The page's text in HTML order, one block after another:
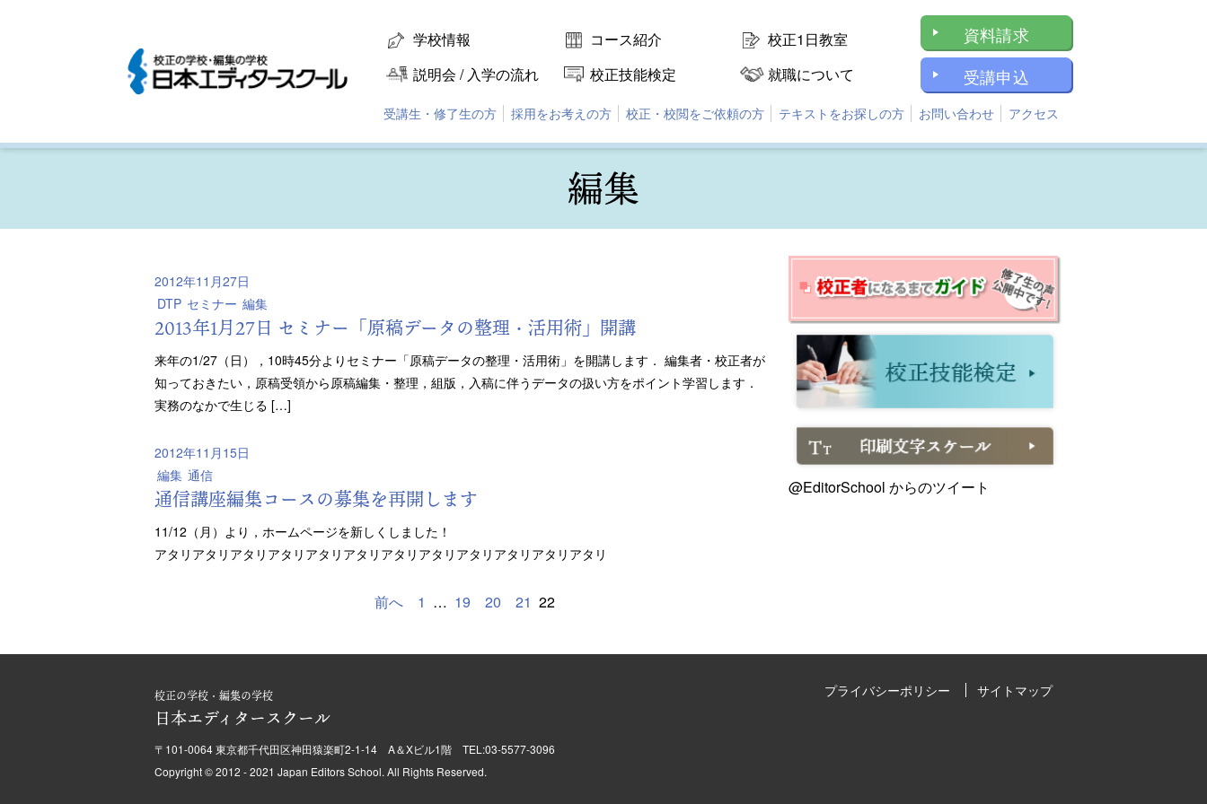
学校情報 コース紹介
校正1日教室
説明会 / 入学の流れ
校正技能検定 就職について
資料請求
受講申込
受講生・修了生の方 採用をお考えの方 校正・校閲をご依頼の方 テキストをお探しの方 お問い合わせ アクセス
編集
2012年11月27日
DTP セミナー 編集
2013年1月27日 セミナー「原稿データの整理・活用術」開講
来年の1/27（日），10時45分よりセミナー「原稿データの整理・活用術」を開講します． 編集者・校正者が
知っておきたい，原稿受領から原稿編集・整理，組版，入稿に伴うデータの扱い方をポイント学習します．
実務のなかで生じる […]
2012年11月15日
編集 通信
通信講座編集コースの募集を再開します
11/12（月）より，ホームページを新しくしました！
アタリアタリアタリアタリアタリアタリアタリアタリアタリアタリアタリアタリ
前へ 1 … 19 20 21 22
@EditorSchool からのツイート
校正の学校・編集の学校
日本エディタースクール
〒101-0064 東京都千代田区神田猿楽町2-1-14 A＆Xビル1階 TEL:03-5577-3096
Copyright © 2012 - 2021 Japan Editors School. All Rights Reserved.
プライバシーポリシー サイトマップ